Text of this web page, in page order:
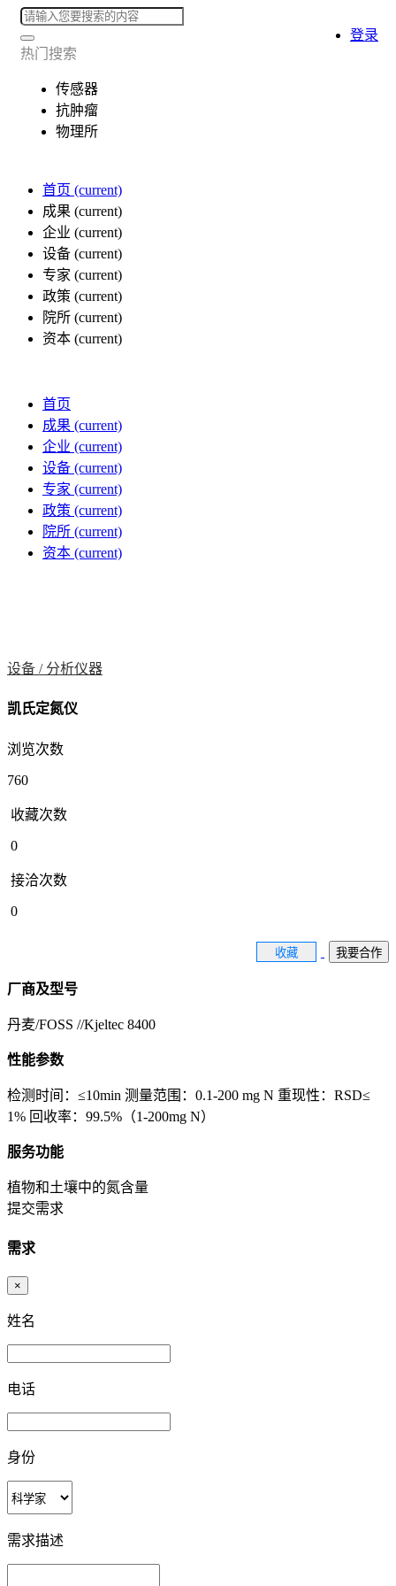
热门搜索
传感器
抗肿瘤
物理所
首页 (current)
成果 (current)
企业 (current)
设备 (current)
专家 (current)
政策 (current)
院所 (current)
资本 (current)
登录
首页
成果 (current)
企业 (current)
设备 (current)
专家 (current)
政策 (current)
院所 (current)
资本 (current)
设备 / 分析仪器
凯氏定氮仪
浏览次数
760
收藏次数
0
接洽次数
0
收藏 我要合作
厂商及型号
丹麦/FOSS //Kjeltec 8400
性能参数
检测时间：≤10min 测量范围：0.1-200 mg N 重现性：RSD≤
1% 回收率：99.5%（1-200mg N）
服务功能
植物和土壤中的氮含量
提交需求
需求
×
姓名
电话
身份
需求描述